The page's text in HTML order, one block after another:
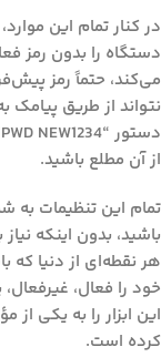
در کنار تمام این
دستگاه را بدون رمز
نتواند از طریق
از آن مطلع باشید.
تمام این تنظیمات به
باشید، بدون اینکه
هر نقطه‌ای از دنیا که
خود را فعال،
این ابزار را به یکی
کرده است.